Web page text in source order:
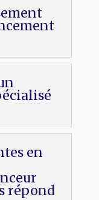
en
répond